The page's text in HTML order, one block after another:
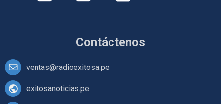
Contáctenos
ventas@radioexitosa.pe
exitosanoticias.pe